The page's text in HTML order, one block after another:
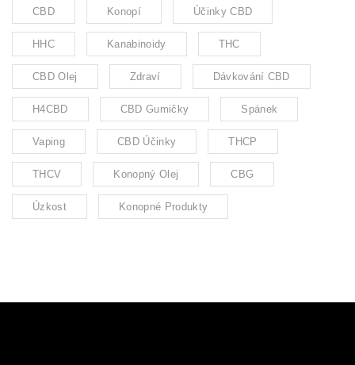
CBD Konopí Účinky CBD
HHC Kanabinoidy THC
CBD Olej Zdraví Dávkování CBD
H4CBD CBD Gumičky Spánek
Vaping CBD Účinky THCP
THCV Konopný Olej CBG
Úzkost Konopné Produkty